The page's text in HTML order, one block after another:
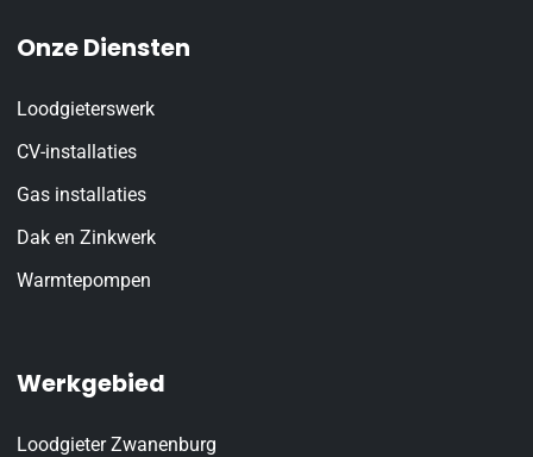
Onze Diensten
Loodgieterswerk
CV-installaties
Gas installaties
Dak en Zinkwerk
Warmtepompen
Werkgebied
Loodgieter Zwanenburg